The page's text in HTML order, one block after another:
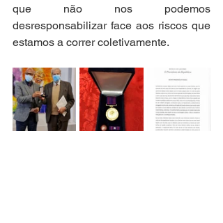
que não nos podemos
desresponsabilizar face aos riscos que
estamos a correr coletivamente.